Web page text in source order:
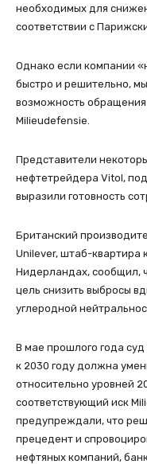
необходимых для
соответствии с
Однако если компании
быстро и решительно,
возможность обращения
Milieudefensie.
Представители
нефтетрейдера Vitol,
выразили готовность
Британский
Unilever, штаб-квартира
Нидерландах, сообщил,
цель снизить выбросы
углеродной
В мае прошлого года
к 2030 году должна
относительно уровней
соответствующий иск
предупреждали, что
прецедент и
нефтяных компаний,